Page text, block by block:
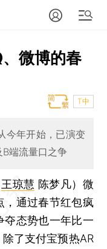
微博的春
T中
今年开始，已演变
端流量口之争
王琼慧 陈梦凡） 微
，通过春节红包疯
夺态势也一年比一
了支付宝预热AR